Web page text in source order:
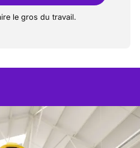
le gros du travail.